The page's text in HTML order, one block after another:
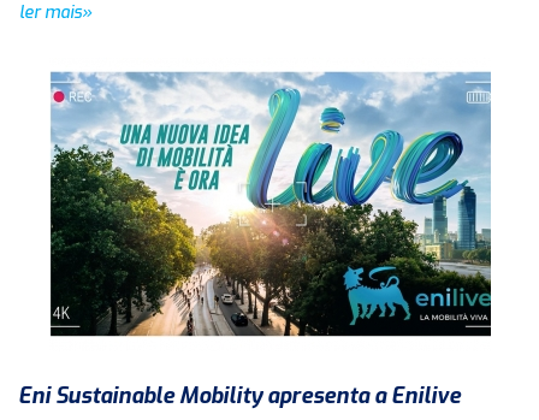
ler mais»
Eni Sustainable Mobility apresenta a Enilive